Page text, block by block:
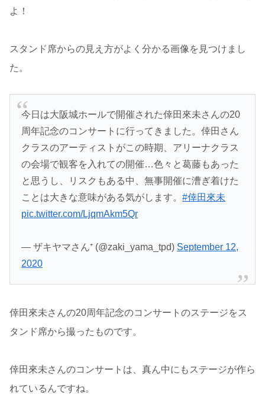
よ！
スタンド席からの見え方がよく分かる画像を見つけまし
た。
今日は大阪城ホールで開催された倖田來未さんの20
周年記念のコンサートに行ってきました。倖田さん
クラスのアーティストがこの時期、アリーナクラス
の会場で観客を入れての開催…色々と葛藤もあった
と思うし、リスクもある中、無事開催に漕ぎ着けた
ことは大きな意味がある気がします。#倖田來未
pic.twitter.com/LjqmAkm5Qr
— ザキヤマさん⁺ (@zaki_yama_tpd) September 12,
2020
倖田來未さんの20周年記念のコンサートのステージをス
タンド席から撮ったものです。
倖田來未さんのコンサートは、真ん中にもステージが作ら
れているんですね。